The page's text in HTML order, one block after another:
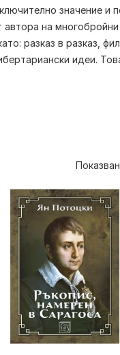
значение и
автора на
разказ в разказ,
идеи.